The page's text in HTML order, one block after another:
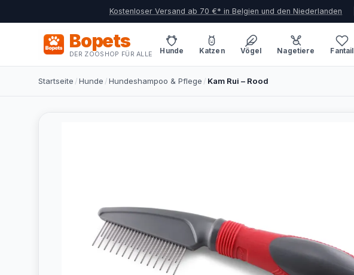
Kostenloser Versand ab 70 €* in Belgien und den Niederlanden
Bopets
DER ZOOSHOP FÜR ALLE Hunde Katzen Vögel Nagetiere Fantail
Startseite /Hunde /Hundeshampoo & Pflege / Kam Rui – Rood